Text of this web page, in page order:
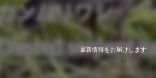
最新情報をお届けします